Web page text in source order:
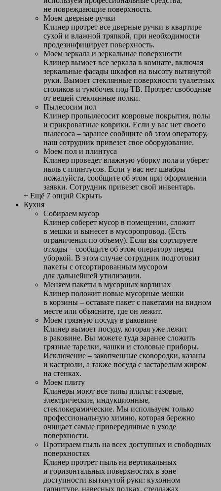
не повреждающие поверхность.
Моем дверные ручки
Клинер протрет все дверные ручки в квартире
сухой и влажной тряпкой, при необходимости
продезинфицирует поверхность.
Моем зеркала и зеркальные поверхности
Клинер вымоет все зеркала в комнате, включая
зеркальные фасады шкафов на высоту вытянутой
руки. Вымоет стеклянные поверхности туалетных
столиков и тумбочек под ТВ. Протрет свободные
от вещей стеклянные полки.
Пылесосим пол
Клинер пропылесосит ковровые покрытия, полы
и прикроватные коврики. Если у вас нет своего
пылесоса – заранее сообщите об этом оператору,
наш сотрудник привезет свое оборудование.
Моем пол и плинтуса
Клинер проведет влажную уборку пола и уберет
пыль с плинтусов. Если у вас нет швабры –
пожалуйста, сообщите об этом при оформлении
заявки. Сотрудник привезет свой инвентарь.
+ Ещё 7 опций Скрыть
Кухня
Собираем мусор
Клинер соберет мусор в помещении, сложит
в мешки и вынесет в мусоропровод. (Есть
ограничения по объему). Если вы сортируете
отходы – сообщите об этом оператору перед
уборкой. В этом случае сотрудник подготовит
пакеты с отсортированным мусором
для дальнейшей утилизации.
Меняем пакеты в мусорных корзинах
Клинер положит новые мусорные мешки
в корзины – оставьте пакет с пакетами на видном
месте или объясните, где он лежит.
Моем грязную посуду в раковине
Клинер вымоет посуду, которая уже лежит
в раковине. Вы можете туда заранее сложить
грязные тарелки, чашки и столовые приборы.
Исключение – закопченные сковородки, казаны
и кастрюли, а также посуда с застарелым жиром
на стенках.
Моем плиту
Клинеры моют все типы плиты: газовые,
электрические, индукционные,
стеклокерамические. Мы используем только
профессиональную химию, которая бережно
очищает самые привередливые в уходе
поверхности.
Протираем пыль на всех доступных и свободных
поверхностях
Клинер протрет пыль на вертикальных
и горизонтальных поверхностях в зоне
доступности вытянутой руки: кухонном
гарнитуре, навесных полках, стеллажах